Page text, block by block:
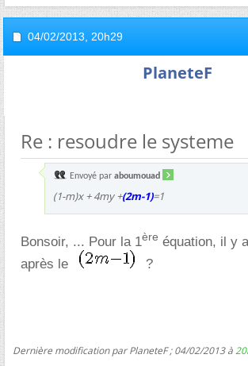
04/02/2013, 20h29
PlaneteF
Re : resoudre le systeme
Envoyé par aboumouad
(1-m)x + 4my +(2m-1)=1
Bonsoir, ... Pour la 1ère équation, il y
après le
?
Dernière modification par PlaneteF ; 04/02/2013 à